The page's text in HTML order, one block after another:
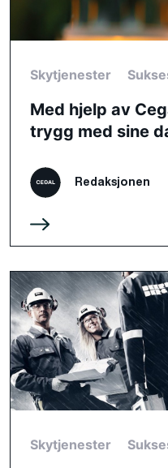
Skytjenester
Med hjelp av
trygg med sine
Redaksjonen
Skytjenester